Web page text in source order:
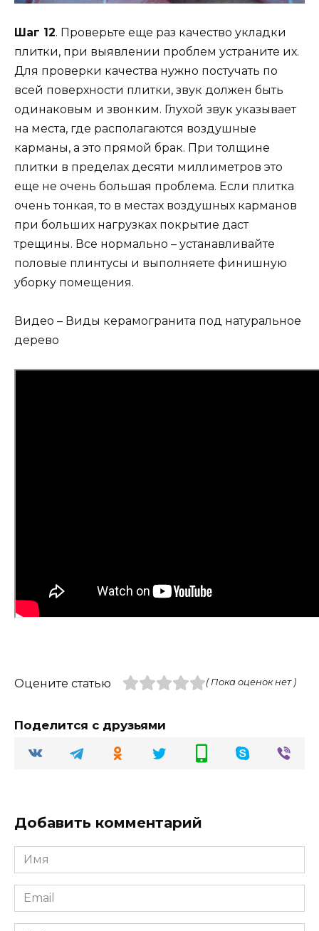
Шаг 12. Проверьте еще раз качество укладки
плитки, при выявлении проблем устраните их.
Для проверки качества нужно постучать по
всей поверхности плитки, звук должен быть
одинаковым и звонким. Глухой звук указывает
на места, где располагаются воздушные
карманы, а это прямой брак. При толщине
плитки в пределах десяти миллиметров это
еще не очень большая проблема. Если плитка
очень тонкая, то в местах воздушных карманов
при больших нагрузках покрытие даст
трещины. Все нормально – устанавливайте
половые плинтусы и выполняете финишную
уборку помещения.
Видео – Виды керамогранита под натуральное
дерево
Оцените статью ( Пока оценок нет )
Поделится с друзьями
Добавить комментарий
Имя
Email